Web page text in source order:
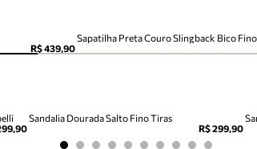
R$ 439,90
Sapatilha Preta Couro Slingback Bico Fino
Sandalia Dourada Salto Fino Tiras
R$ 299,90